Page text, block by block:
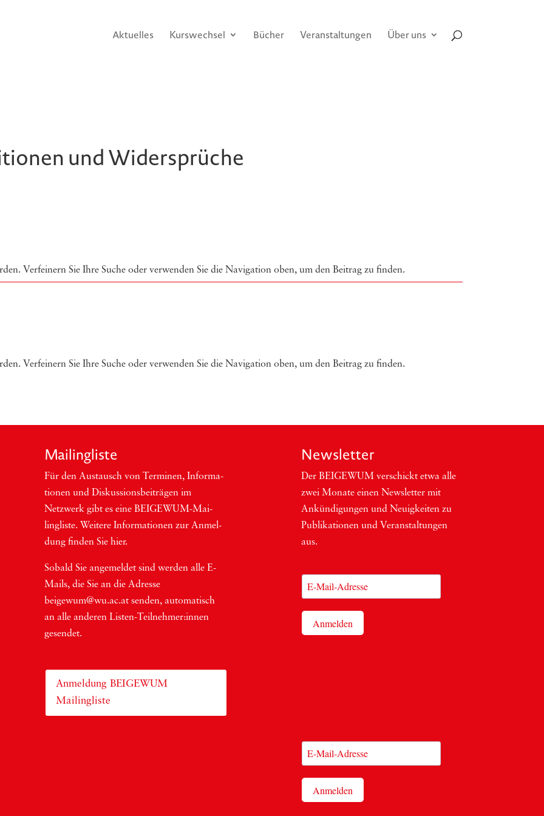
Aktuelles Kurswechsel Bücher Veranstaltungen Über uns
und Widersprüche
Verfeinern Sie Ihre Suche oder verwenden Sie die Navigation oben, um den Beitrag zu finden.
Verfeinern Sie Ihre Suche oder verwenden Sie die Navigation oben, um den Beitrag zu finden.
Mai­ling­lis­te
Für den Aus­tausch von Ter­mi­nen, Infor­ma­
tio­nen und Dis­kus­si­ons­bei­trä­gen im
Netzwerk gibt es eine BEI­GEWUM-Mai­
ling­lis­te. Wei­te­re Infor­ma­tio­nen zur Anmel­
dung fin­den Sie hier.
Sobald Sie ange­mel­det sind wer­den alle E-
Mails, die Sie an die Adres­se
beigewum@wu.ac.at sen­den, auto­ma­tisch
an alle ande­ren Lis­ten-Teil­neh­me­r:in­nen
gesendet.
Anmeldung BEIGEWUM
Mailingliste
Newsletter
Der BEIGEWUM ver­schickt etwa alle
zwei Mona­te einen News­let­ter mit
Ankün­di­gun­gen und Neu­ig­kei­ten zu
Publi­ka­tio­nen und Ver­an­stal­tun­gen
aus.